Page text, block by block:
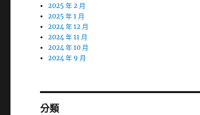
2025 年 2 月
2025 年 1 月
2024 年 12 月
2024 年 11 月
2024 年 10 月
2024 年 9 月
分類